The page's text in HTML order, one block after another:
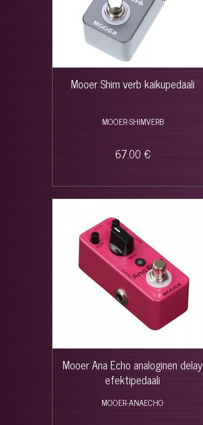
Mooer Shim verb kaikupedaali
MOOER-SHIMVERB
67.00 €
Mooer Ana Echo analoginen delay
efektipedaali
MOOER-ANAECHO